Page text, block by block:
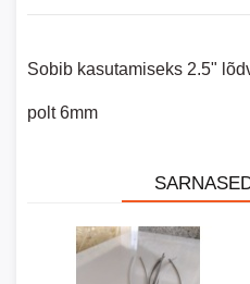
Sobib kasutamiseks 2.5"
polt 6mm